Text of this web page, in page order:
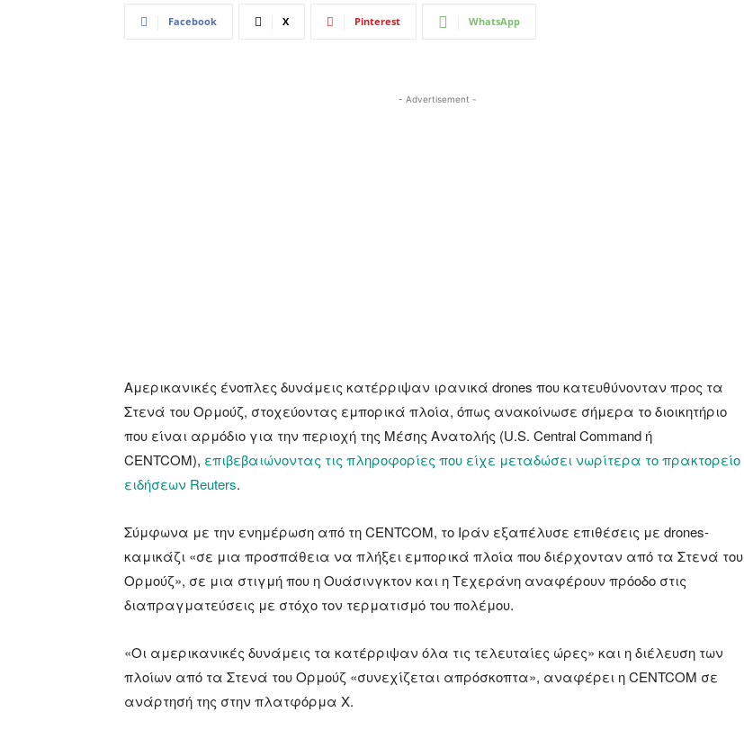
Facebook X Pinterest WhatsApp
- Advertisement -
Αμερικανικές ένοπλες δυνάμεις κατέρριψαν ιρανικά drones που κατευθύνονταν προς τα
Στενά του Ορμούζ, στοχεύοντας εμπορικά πλοία, όπως ανακοίνωσε σήμερα το διοικητήριο
που είναι αρμόδιο για την περιοχή της Μέσης Ανατολής (U.S. Central Command ή
CENTCOM), επιβεβαιώνοντας τις πληροφορίες που είχε μεταδώσει νωρίτερα το πρακτορείο
ειδήσεων Reuters.
Σύμφωνα με την ενημέρωση από τη CENTCOM, το Ιράν εξαπέλυσε επιθέσεις με drones-
καμικάζι «σε μια προσπάθεια να πλήξει εμπορικά πλοία που διέρχονταν από τα Στενά του
Ορμούζ», σε μια στιγμή που η Ουάσινγκτον και η Τεχεράνη αναφέρουν πρόοδο στις
διαπραγματεύσεις με στόχο τον τερματισμό του πολέμου.
«Οι αμερικανικές δυνάμεις τα κατέρριψαν όλα τις τελευταίες ώρες» και η διέλευση των
πλοίων από τα Στενά του Ορμούζ «συνεχίζεται απρόσκοπτα», αναφέρει η CENTCOM σε
ανάρτησή της στην πλατφόρμα Χ.